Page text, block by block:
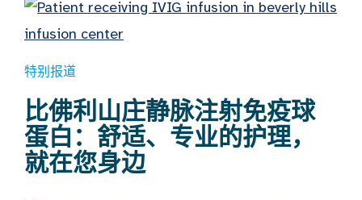
特别报道
比佛利山庄静脉注射免疫球
蛋白：舒适、专业的护理，
就在您身边